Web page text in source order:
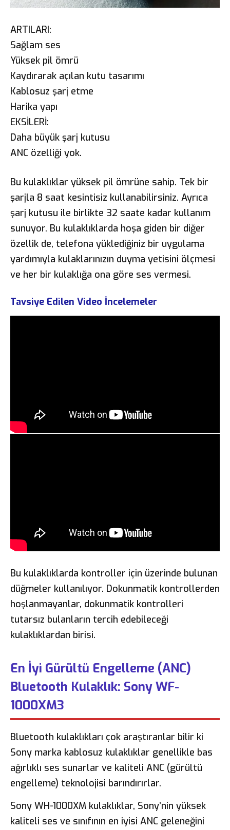
ARTILARI:
Sağlam ses
Yüksek pil ömrü
Kaydırarak açılan kutu tasarımı
Kablosuz şarj etme
Harika yapı
EKSİLERİ:
Daha büyük şarj kutusu
ANC özelliği yok.
Bu kulaklıklar yüksek pil ömrüne sahip. Tek bir
şarjla 8 saat kesintisiz kullanabilirsiniz. Ayrıca
şarj kutusu ile birlikte 32 saate kadar kullanım
sunuyor. Bu kulaklıklarda hoşa giden bir diğer
özellik de, telefona yüklediğiniz bir uygulama
yardımıyla kulaklarınızın duyma yetisini ölçmesi
ve her bir kulaklığa ona göre ses vermesi.
Tavsiye Edilen Video İncelemeler
Bu kulaklıklarda kontroller için üzerinde bulunan
düğmeler kullanılıyor. Dokunmatik kontrollerden
hoşlanmayanlar, dokunmatik kontrolleri
tutarsız bulanların tercih edebileceği
kulaklıklardan birisi.
En İyi Gürültü Engelleme (ANC)
Bluetooth Kulaklık: Sony WF-
1000XM3
Bluetooth kulaklıkları çok araştıranlar bilir ki
Sony marka kablosuz kulaklıklar genellikle bas
ağırlıklı ses sunarlar ve kaliteli ANC (gürültü
engelleme) teknolojisi barındırırlar.
Sony WH-1000XM kulaklıklar, Sony’nin yüksek
kaliteli ses ve sınıfının en iyisi ANC geleneğini